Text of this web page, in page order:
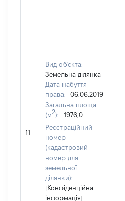
11
Вид об'єкта:
Земельна ділянка
Дата набуття
права:
06.06.2019
Загальна площа
(м2):
1976,0
Реєстраційний
номер
(кадастровий
номер для
земельної
ділянки):
[Конфіденційна
інформація]